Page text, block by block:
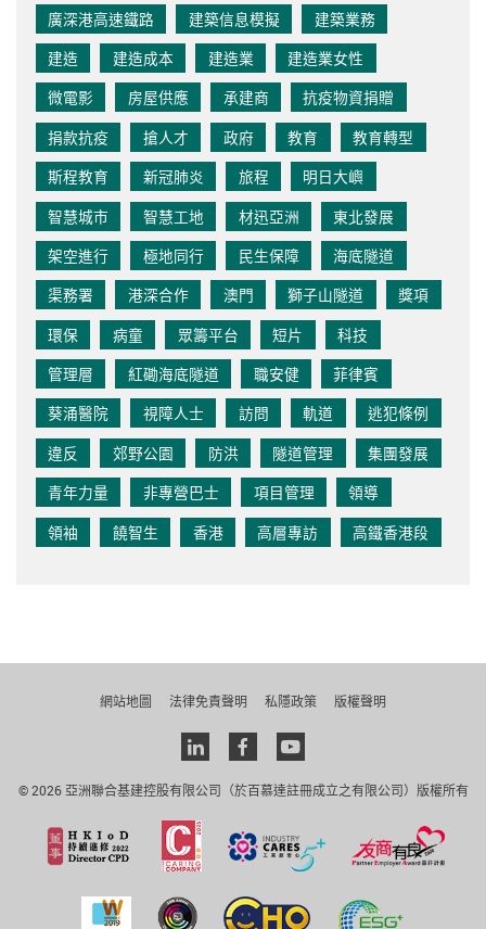
廣深港高速鐵路
建築信息模擬
建築業務
建造
建造成本 建造業
建造業女性
微電影
房屋供應 承建商
抗疫物資捐贈
捐款抗疫
搶人才 政府 教育
教育轉型
斯程教育
新冠肺炎 旅程
明日大嶼
智慧城市
智慧工地 材迅亞洲
東北發展
架空進行
極地同行 民生保障
海底隧道
渠務署
港深合作 澳門 獅子山隧道
獎項
環保
病童 眾籌平台 短片
科技
管理層
紅磡海底隧道 職安健
菲律賓
葵涌醫院
視障人士 訪問 軌道
逃犯條例
違反
郊野公園 防洪 隧道管理
集團發展
青年力量
非專營巴士 項目管理
領導
領袖
饒智生 香港 高層專訪 高鐵香港段
網站地圖 法律免責聲明 私隱政策 版權聲明
Linkedinfacebookyoutube
© 2026 亞洲聯合基建控股有限公司（於百慕達註冊成立之有限公司）版權所有